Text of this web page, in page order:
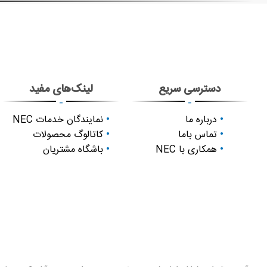
دسترسی سریع
-
درباره ما
تماس باما
همکاری با NEC
لینک‌های مفید
-
نمایندگان خدمات NEC
کاتالوگ محصولات
باشگاه مشتریان